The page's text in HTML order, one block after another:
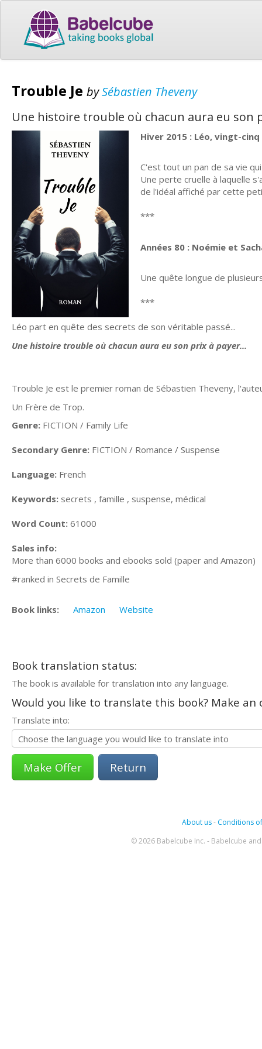
Trouble Je bySébastien Theveny
Une histoire trouble où chacun aura eu son
Hiver 2015 : Léo, vingt-
C'est tout un pan de sa vie
Une perte cruelle à laquelle
de l'idéal affiché par cette
***
Années 80 : Noémie et
Une quête longue de
***
Léo part en quête des secrets de son véritable passé...
Une histoire trouble où chacun aura eu son prix à payer...
Trouble Je est le premier roman de Sébastien Theveny,
Un Frère de Trop.
Genre: FICTION / Family Life
Secondary Genre: FICTION / Romance / Suspense
Language: French
Keywords: secrets , famille , suspense, médical
Word Count: 61000
Sales info:
More than 6000 books and ebooks sold (paper and Amazon)
#ranked in Secrets de Famille
Book links: Amazon Website
Book translation status:
The book is available for translation into any language.
Would you like to translate this book? Make
Translate into:
Return
About us- Conditions
© 2026 Babelcube Inc. - Babelcube